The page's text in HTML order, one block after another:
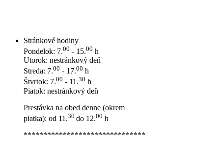
Stránkové hodiny
Pondelok: 7.00 - 15.00 h
Utorok: nestránkový deň
Streda: 7.00 - 17.00 h
Štvrtok: 7.00 - 11.30 h
Piatok: nestránkový deň
Prestávka na obed denne (okrem
piatka): od 11.30 do 12.00 h
*******************************